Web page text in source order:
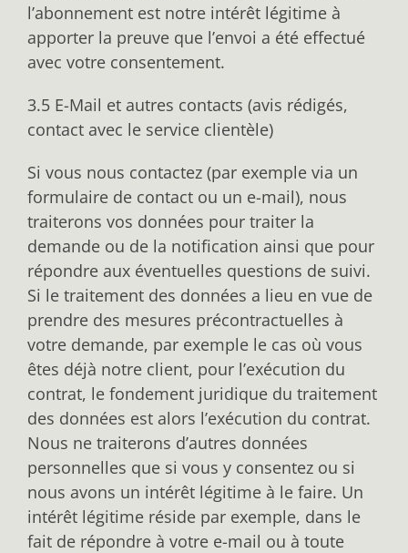
l’abonnement est notre intérêt légitime à
apporter la preuve que l’envoi a été effectué
avec votre consentement.
3.5 E-Mail et autres contacts (avis rédigés,
contact avec le service clientèle)
Si vous nous contactez (par exemple via un
formulaire de contact ou un e-mail), nous
traiterons vos données pour traiter la
demande ou de la notification ainsi que pour
répondre aux éventuelles questions de suivi.
Si le traitement des données a lieu en vue de
prendre des mesures précontractuelles à
votre demande, par exemple le cas où vous
êtes déjà notre client, pour l’exécution du
contrat, le fondement juridique du traitement
des données est alors l’exécution du contrat.
Nous ne traiterons d’autres données
personnelles que si vous y consentez ou si
nous avons un intérêt légitime à le faire. Un
intérêt légitime réside par exemple, dans le
fait de répondre à votre e-mail ou à toute